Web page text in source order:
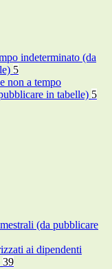
indeterminato (da
5
non a tempo
in tabelle) 5
(da pubblicare
ai dipendenti
39